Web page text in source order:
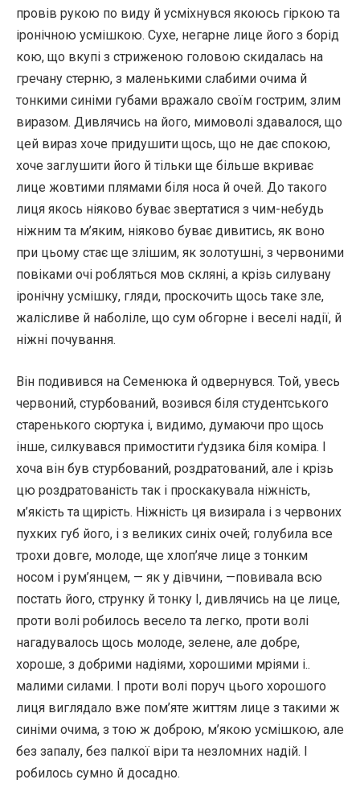
провів рукою по виду й усміхнувся якоюсь гіркою та
іронічною усмішкою. Сухе, негарне лице його з борід
кою, що вкупі з стриженою головою скидалась на
гречану стерню, з маленькими слабими очима й
тонкими синіми губами вражало своїм гострим, злим
виразом. Дивлячись на його, мимоволі здавалося, що
цей вираз хоче придушити щось, що не дає спокою,
хоче заглушити його й тільки ще більше вкриває
лице жовтими плямами біля носа й очей. До такого
лиця якось ніяково буває звертатися з чим-небудь
ніжним та м’яким, ніяково буває дивитись, як воно
при цьому стає ще злішим, як золотушні, з червоними
повіками очі робляться мов скляні, а крізь силувану
іронічну усмішку, гляди, проскочить щось таке зле,
жалісливе й наболіле, що сум обгорне і веселі надії, й
ніжні почування.
Він подивився на Семенюка й одвернувся. Той, увесь
червоний, стурбований, возився біля студентського
старенького сюртука і, видимо, думаючи про щось
інше, силкувався примостити ґудзика біля коміра. І
хоча він був стурбований, роздратований, але і крізь
цю роздратованість так і проскакувала ніжність,
м’якість та щирість. Ніжність ця визирала і з червоних
пухких губ його, і з великих синіх очей; голубила все
трохи довге, молоде, ще хлоп’яче лице з тонким
носом і рум’янцем, — як у дівчини, —повивала всю
постать його, струнку й тонку І, дивлячись на це лице,
проти волі робилось весело та легко, проти волі
нагадувалось щось молоде, зелене, але добре,
хороше, з добрими надіями, хорошими мріями і..
малими силами. І проти волі поруч цього хорошого
лиця виглядало вже пом’яте життям лице з такими ж
синіми очима, з тою ж доброю, м’якою усмішкою, але
без запалу, без палкої віри та незломних надій. І
робилось сумно й досадно.